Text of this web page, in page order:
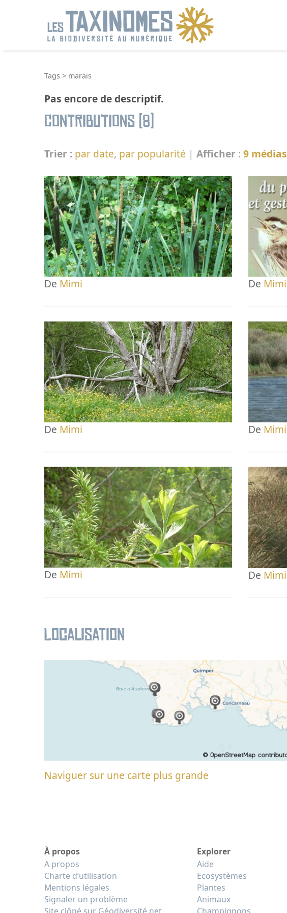
Tags > marais
Pas encore de descriptif.
Contributions (8)
Trier : par date, par popularité | Afficher : 9 médias
De Mimi De Mimi
De Mimi De Mimi
De Mimi De Mimi
Localisation
Naviguer sur une carte plus grande
À propos
A propos
Charte d’utilisation
Mentions légales
Signaler un problème
Explorer
Aide
Ecosystèmes
Plantes
Animaux